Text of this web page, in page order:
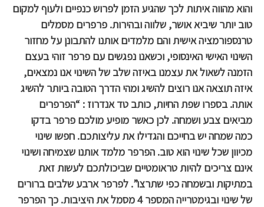
והוא מהווה איתות לכך שהגיע הזמן לפרוש כנפיים ולעוף למקום
טוב יותר שיביא אושר, שלווה ובהירות. פרפרים מסמלים
טרנספורמציה אישית והם מלמדים אותנו להתבונן על מחזור
השינוי האישי האינסופי, וכשאנו נפגשים עם פרפר זוהי בעצם
הזמנה לשאול את עצמנו באיזה שלב של השינוי אנו נמצאים,
איזה תוצאה אנו רוצים להשיג ומהי הדרך הטובה ביותר להשיג
אותה. בספרו שפת החיות, כותב טד אנדרוז : “הפרפרים
מביאים צבע ושמחה. לכן כאשר מופיע מולכם פרפר בדקו
כמה שמחה יש בחייכם והגדילו את עליצותכם. חפשו שינוי
מכיוון שכל שינוי הוא טוב. הפרפר מלמד אותנו שצמיחה ושינוי
אינם צריכים להיות טראומטיים שביכולתכם לעשות זאת
במתיקות ובשמחה כפי שתרצו”. לפרפר ארבע שלבים ברורים
של שינוי ובגימטרייה המספר 4 מסמל את היציבות. כך הפרפר